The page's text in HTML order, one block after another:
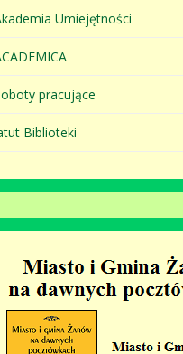
Umiejętności
pracujące
Biblioteki